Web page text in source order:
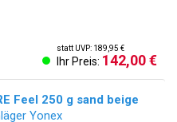
statt UVP: 189,95 €
Ihr Preis: 142,00 €
Feel 250 g sand beige